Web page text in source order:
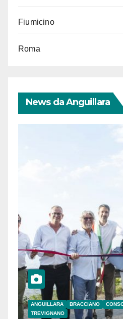
Fiumicino
Roma
News da Anguillara
ANGUILLARA BRACCIANO
TREVIGNANO